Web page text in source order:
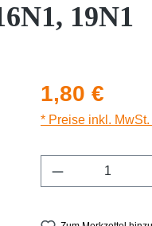
19N1
Regulärer Preis:
1,80 €
* Preise inkl.
Produkt